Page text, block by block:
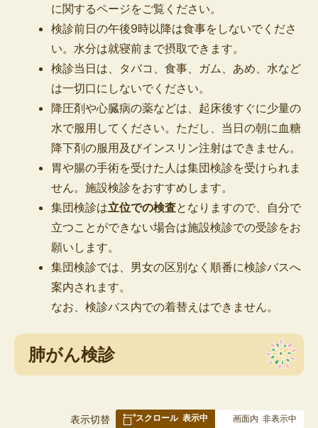
に関するページをご覧ください。
検診前日の午後9時以降は食事をしないでくださ
い。水分は就寝前まで摂取できます。
検診当日は、タバコ、食事、ガム、あめ、水など
は一切口にしないでください。
降圧剤や心臓病の薬などは、起床後すぐに少量の
水で服用してください。ただし、当日の朝に血糖
降下剤の服用及びインスリン注射はできません。
胃や腸の手術を受けた人は集団検診を受けられま
せん。施設検診をおすすめします。
集団検診は立位での検査となりますので、自分で
立つことができない場合は施設検診での受診をお
願いします。
集団検診では、男女の区別なく順番に検診バスへ
案内されます。
なお、検診バス内での着替えはできません。
肺がん検診
表
表示切替 スクロール 表示中 画面内 非表示中